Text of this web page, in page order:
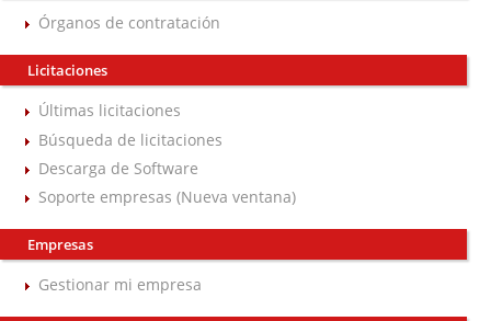
Órganos de contratación
Licitaciones
Últimas licitaciones
Búsqueda de licitaciones
Descarga de Software
Soporte empresas (Nueva ventana)
Empresas
Gestionar mi empresa